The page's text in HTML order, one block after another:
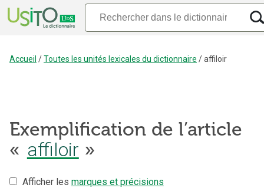
Accueil /Toutes les unités lexicales du dictionnaire /affiloir
Exemplification de l’article
« affiloir »
Afficher les marques et précisions